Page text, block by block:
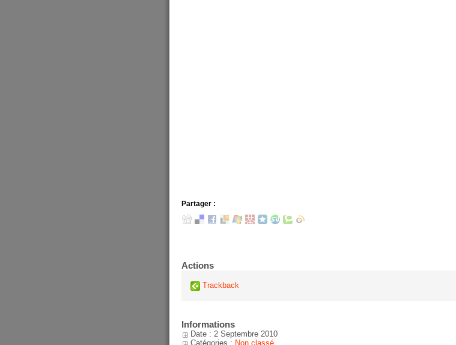
Partager :
Actions
Trackback
Informations
Date : 2 Septembre 2010
Catégories : Non classé